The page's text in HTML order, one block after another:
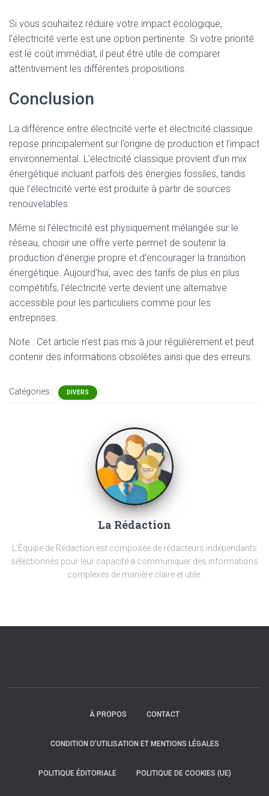
Si vous souhaitez réduire votre impact écologique,
l’électricité verte est une option pertinente. Si votre priorité
est le coût immédiat, il peut être utile de comparer
attentivement les différentes propositions.
Conclusion
La différence entre électricité verte et électricité classique
repose principalement sur l’origine de production et l’impact
environnemental. L’électricité classique provient d’un mix
énergétique incluant parfois des énergies fossiles, tandis
que l’électricité verte est produite à partir de sources
renouvelables.
Même si l’électricité est physiquement mélangée sur le
réseau, choisir une offre verte permet de soutenir la
production d’énergie propre et d’encourager la transition
énergétique. Aujourd’hui, avec des tarifs de plus en plus
compétitifs, l’électricité verte devient une alternative
accessible pour les particuliers comme pour les
entreprises.
Note : Cet article n'est pas mis à jour régulièrement et peut
contenir des informations obsolètes ainsi que des erreurs.
Catégories : DIVERS
La Rédaction
L'Équipe de Rédaction est composée de rédacteurs indépendants
sélectionnés pour leur capacité à communiquer des informations
complexes de manière claire et utile.
À PROPOS CONTACT
CONDITION D’UTILISATION ET MENTIONS LÉGALES
POLITIQUE ÉDITORIALE POLITIQUE DE COOKIES (UE)